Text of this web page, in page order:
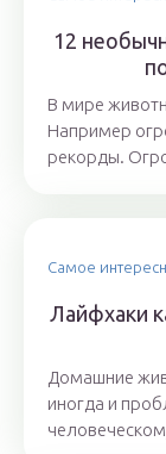
12
В мире
Например
рекорды.
Самое
Лайфхаки
Домашние
иногда и